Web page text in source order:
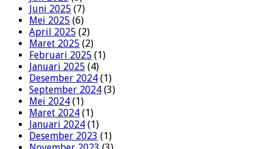
Juni 2025 (7)
Mei 2025 (6)
April 2025 (2)
Maret 2025 (2)
Februari 2025 (1)
Januari 2025 (4)
Desember 2024 (1)
September 2024 (3)
Mei 2024 (1)
Maret 2024 (1)
Januari 2024 (1)
Desember 2023 (1)